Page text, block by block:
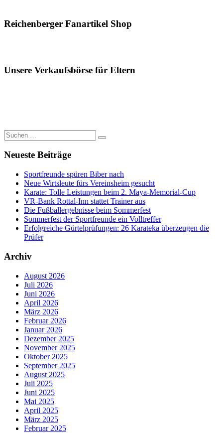
Reichenberger Fanartikel Shop
Unsere Verkaufsbörse für Eltern
Suchen
nach:
Suchen
Neueste Beiträge
Sportfreunde spüren Biber nach
Neue Wirtsleute fürs Vereinsheim gesucht
Karate: Tolle Leistungen beim 2. Maya-Memorial-Cup
VR-Bank Rottal-Inn stattet Trainer aus
Die Fußballergebnisse beim Sommerfest
Sommerfest der Sportfreunde ein Volltreffer
Erfolgreiche Gürtelprüfungen: 26 Karateka überzeugen die
Prüfer
Archiv
August 2026
Juli 2026
Juni 2026
April 2026
März 2026
Februar 2026
Januar 2026
Dezember 2025
November 2025
Oktober 2025
September 2025
August 2025
Juli 2025
Juni 2025
Mai 2025
April 2025
März 2025
Februar 2025